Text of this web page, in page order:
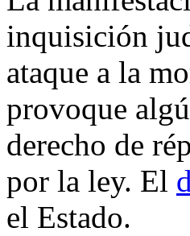
inquisición
ataque a la
provoque
derecho de
por la ley. El
el Estado.